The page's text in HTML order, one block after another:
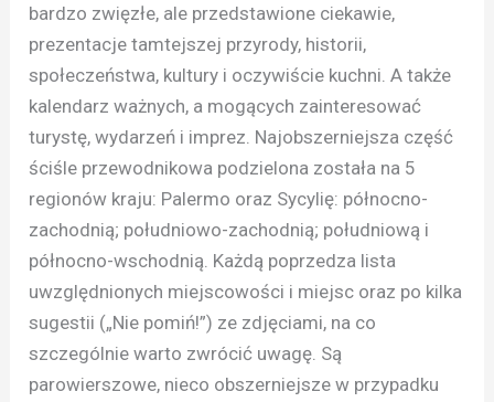
bardzo zwięzłe, ale przedstawione ciekawie,
prezentacje tamtejszej przyrody, historii,
społeczeństwa, kultury i oczywiście kuchni. A także
kalendarz ważnych, a mogących zainteresować
turystę, wydarzeń i imprez. Najobszerniejsza część
ściśle przewodnikowa podzielona została na 5
regionów kraju: Palermo oraz Sycylię: północno-
zachodnią; południowo-zachodnią; południową i
północno-wschodnią. Każdą poprzedza lista
uwzględnionych miejscowości i miejsc oraz po kilka
sugestii („Nie pomiń!”) ze zdjęciami, na co
szczególnie warto zwrócić uwagę. Są
parowierszowe, nieco obszerniejsze w przypadku